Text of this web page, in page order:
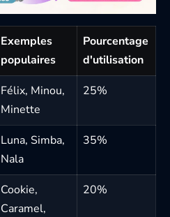
Exemples
populaires
Pourcentage
d'utilisation
Félix, Minou,
Minette
25%
Luna, Simba,
Nala
35%
Cookie,
Caramel,
20%